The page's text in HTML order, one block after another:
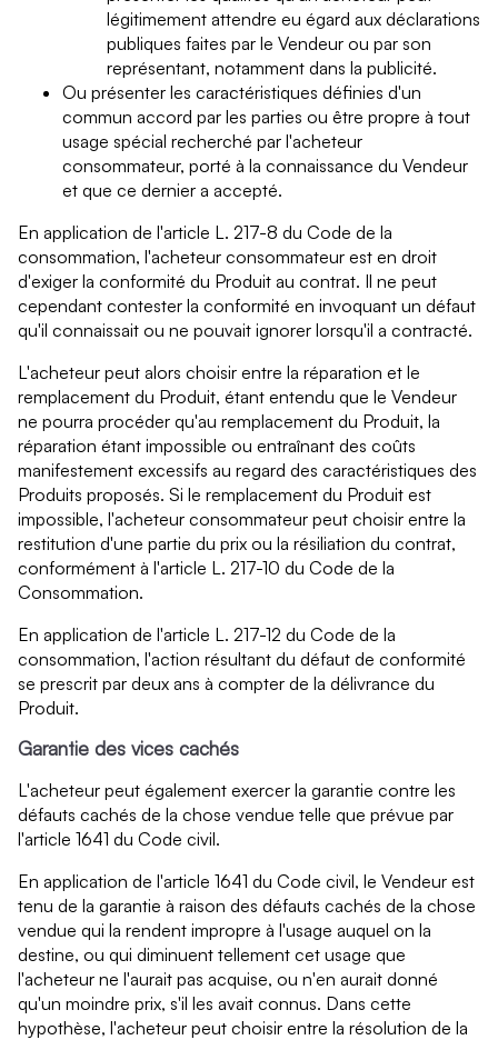
légitimement attendre eu égard aux déclarations
publiques faites par le Vendeur ou par son
représentant, notamment dans la publicité.
Ou présenter les caractéristiques définies d'un
commun accord par les parties ou être propre à tout
usage spécial recherché par l'acheteur
consommateur, porté à la connaissance du Vendeur
et que ce dernier a accepté.
En application de l'article L. 217-8 du Code de la
consommation, l'acheteur consommateur est en droit
d'exiger la conformité du Produit au contrat. Il ne peut
cependant contester la conformité en invoquant un défaut
qu'il connaissait ou ne pouvait ignorer lorsqu'il a contracté.
L'acheteur peut alors choisir entre la réparation et le
remplacement du Produit, étant entendu que le Vendeur
ne pourra procéder qu'au remplacement du Produit, la
réparation étant impossible ou entraînant des coûts
manifestement excessifs au regard des caractéristiques des
Produits proposés. Si le remplacement du Produit est
impossible, l'acheteur consommateur peut choisir entre la
restitution d'une partie du prix ou la résiliation du contrat,
conformément à l'article L. 217-10 du Code de la
Consommation.
En application de l'article L. 217-12 du Code de la
consommation, l'action résultant du défaut de conformité
se prescrit par deux ans à compter de la délivrance du
Produit.
Garantie des vices cachés
L'acheteur peut également exercer la garantie contre les
défauts cachés de la chose vendue telle que prévue par
l'article 1641 du Code civil.
En application de l'article 1641 du Code civil, le Vendeur est
tenu de la garantie à raison des défauts cachés de la chose
vendue qui la rendent impropre à l'usage auquel on la
destine, ou qui diminuent tellement cet usage que
l'acheteur ne l'aurait pas acquise, ou n'en aurait donné
qu'un moindre prix, s'il les avait connus. Dans cette
hypothèse, l'acheteur peut choisir entre la résolution de la